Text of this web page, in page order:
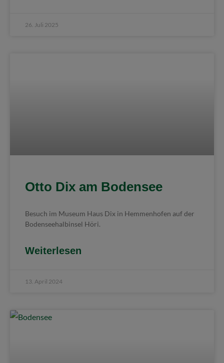
26. Juli 2025
Otto Dix am Bodensee
Besuch im Museum Haus Dix in Hemmenhofen auf der
Bodenseehalbinsel Höri.
Weiterlesen
13. April 2024